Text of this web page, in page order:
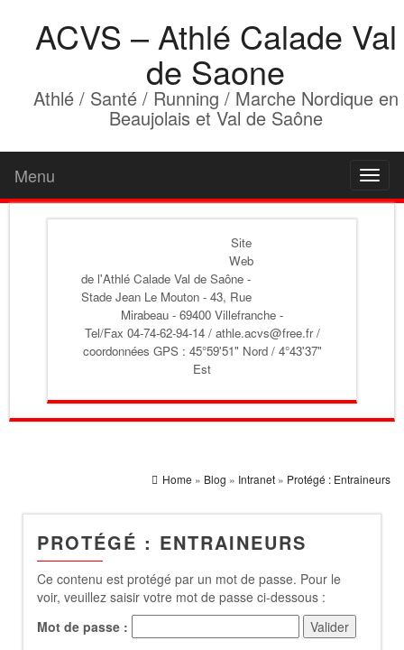
ACVS – Athlé Calade Val
de Saone
Athlé / Santé / Running / Marche Nordique en
Beaujolais et Val de Saône
Menu
Site
Web
de l'Athlé Calade Val de Saône -
Stade Jean Le Mouton - 43, Rue
Mirabeau - 69400 Villefranche -
Tel/Fax 04-74-62-94-14 / athle.acvs@free.fr /
coordonnées GPS : 45°59'51" Nord / 4°43'37"
Est
Home » Blog » Intranet » Protégé : Entraineurs
PROTÉGÉ : ENTRAINEURS
Ce contenu est protégé par un mot de passe. Pour le
voir, veuillez saisir votre mot de passe ci-dessous :
Mot de passe :